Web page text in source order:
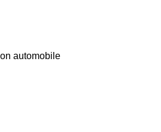
automobile